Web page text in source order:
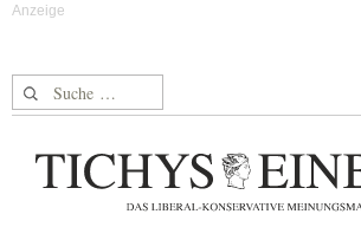
Suche nach: